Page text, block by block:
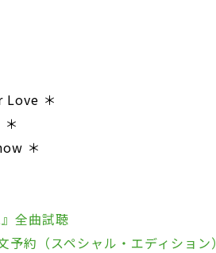
＊
＊
全曲試聴
約（スペシャル・エディション）